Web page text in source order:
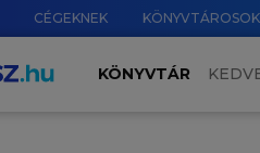
CÉGEKNEK
KÖNYVTÁR